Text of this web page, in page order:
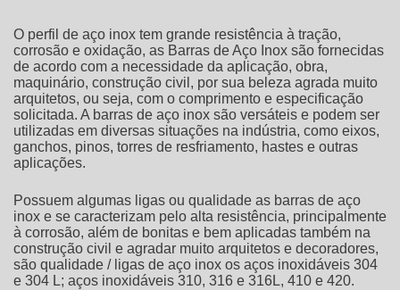
O perfil de aço inox tem grande resistência à tração,
corrosão e oxidação, as Barras de Aço Inox são fornecidas
de acordo com a necessidade da aplicação, obra,
maquinário, construção civil, por sua beleza agrada muito
arquitetos, ou seja, com o comprimento e especificação
solicitada. A barras de aço inox são versáteis e podem ser
utilizadas em diversas situações na indústria, como eixos,
ganchos, pinos, torres de resfriamento, hastes e outras
aplicações.
Possuem algumas ligas ou qualidade as barras de aço
inox e se caracterizam pelo alta resistência, principalmente
à corrosão, além de bonitas e bem aplicadas também na
construção civil e agradar muito arquitetos e decoradores,
são qualidade / ligas de aço inox os aços inoxidáveis 304
e 304 L; aços inoxidáveis 310, 316 e 316L, 410 e 420.